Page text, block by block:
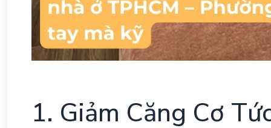
1. Giảm Căng Cơ